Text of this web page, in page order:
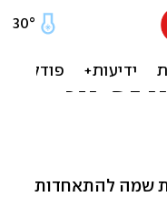
שינתה
שמה להתאחדות